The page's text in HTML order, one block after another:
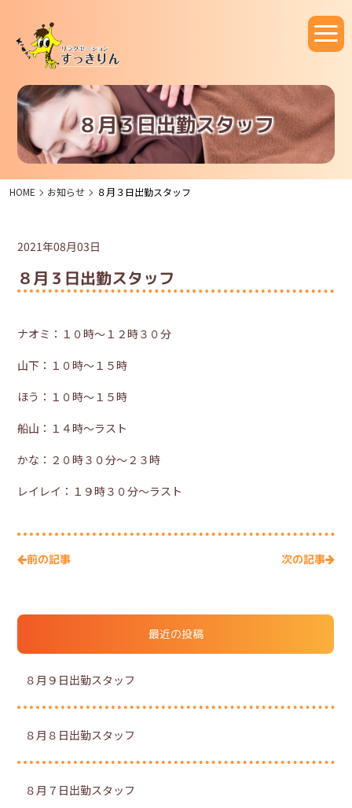
８月３日出勤スタッフ
HOME お知らせ ８月３日出勤スタッフ
2021年08月03日
８月３日出勤スタッフ
ナオミ：１０時～１２時３０分
山下：１０時～１５時
ほう：１０時～１５時
船山：１４時～ラスト
かな：２０時３０分～２３時
レイレイ：１９時３０分～ラスト
前の記事 次の記事
最近の投稿
８月９日出勤スタッフ
８月８日出勤スタッフ
８月７日出勤スタッフ